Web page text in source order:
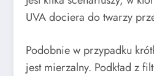
UVA dociera do twarzy
Podobnie w przypadku
jest mierzalny. Podkład z